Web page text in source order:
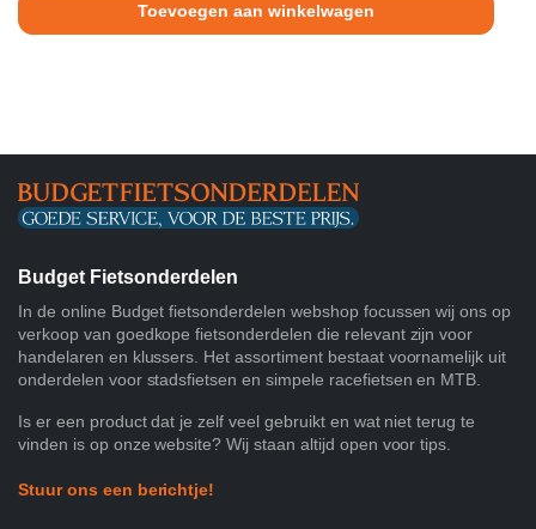
Toevoegen aan winkelwagen
Budget Fietsonderdelen
In de online Budget fietsonderdelen webshop focussen wij ons op
verkoop van goedkope fietsonderdelen die relevant zijn voor
handelaren en klussers. Het assortiment bestaat voornamelijk uit
onderdelen voor stadsfietsen en simpele racefietsen en MTB.
Is er een product dat je zelf veel gebruikt en wat niet terug te
vinden is op onze website? Wij staan altijd open voor tips.
Stuur ons een berichtje!